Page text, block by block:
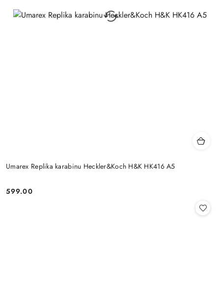
Umarex Replika karabinu Heckler&Koch H&K HK416 A5
Cena:
599.00